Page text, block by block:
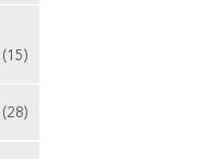
(15)
(28)